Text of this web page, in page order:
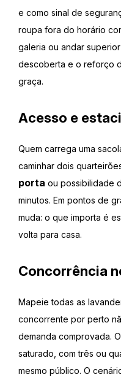
e como sinal de
roupa fora do horário
galeria ou andar
descoberta e o reforço
graça.
Acesso e
Quem carrega uma
caminhar dois
porta ou possibilidade
minutos. Em pontos de
muda: o que importa é
volta para casa.
Concorrência
Mapeie todas as
concorrente por perto
demanda comprovada.
saturado, com três ou
mesmo público. O